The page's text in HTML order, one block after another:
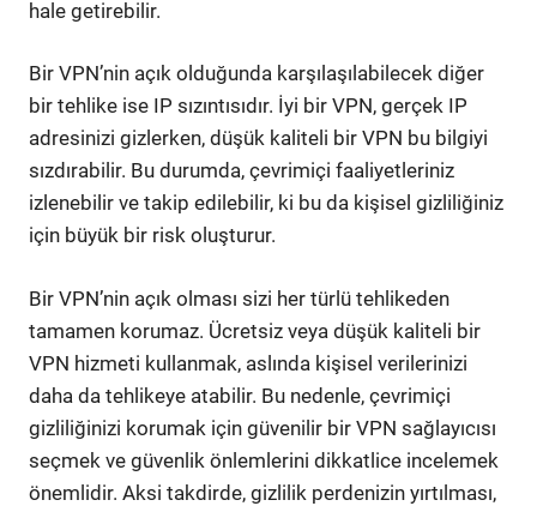
hale getirebilir.
Bir VPN’nin açık olduğunda karşılaşılabilecek diğer
bir tehlike ise IP sızıntısıdır. İyi bir VPN, gerçek IP
adresinizi gizlerken, düşük kaliteli bir VPN bu bilgiyi
sızdırabilir. Bu durumda, çevrimiçi faaliyetleriniz
izlenebilir ve takip edilebilir, ki bu da kişisel gizliliğiniz
için büyük bir risk oluşturur.
Bir VPN’nin açık olması sizi her türlü tehlikeden
tamamen korumaz. Ücretsiz veya düşük kaliteli bir
VPN hizmeti kullanmak, aslında kişisel verilerinizi
daha da tehlikeye atabilir. Bu nedenle, çevrimiçi
gizliliğinizi korumak için güvenilir bir VPN sağlayıcısı
seçmek ve güvenlik önlemlerini dikkatlice incelemek
önemlidir. Aksi takdirde, gizlilik perdenizin yırtılması,